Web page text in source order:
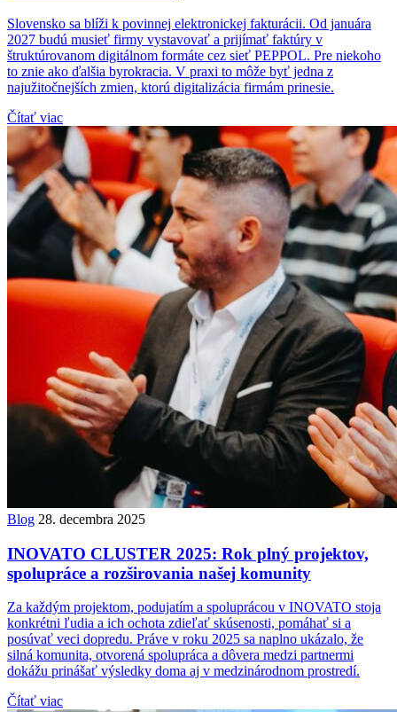
Slovensko sa blíži k povinnej elektronickej fakturácii. Od januára
2027 budú musieť firmy vystavovať a prijímať faktúry v
štruktúrovanom digitálnom formáte cez sieť PEPPOL. Pre niekoho
to znie ako ďalšia byrokracia. V praxi to môže byť jedna z
najužitočnejších zmien, ktorú digitalizácia firmám prinesie.
Čítať viac
Blog 28. decembra 2025
INOVATO CLUSTER 2025: Rok plný projektov,
spolupráce a rozširovania našej komunity
Za každým projektom, podujatím a spoluprácou v INOVATO stoja
konkrétni ľudia a ich ochota zdieľať skúsenosti, pomáhať si a
posúvať veci dopredu. Práve v roku 2025 sa naplno ukázalo, že
silná komunita, otvorená spolupráca a dôvera medzi partnermi
dokážu prinášať výsledky doma aj v medzinárodnom prostredí.
Čítať viac